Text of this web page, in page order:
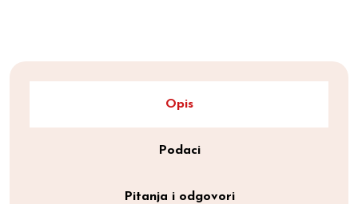
Opis
Podaci
Pitanja i odgovori